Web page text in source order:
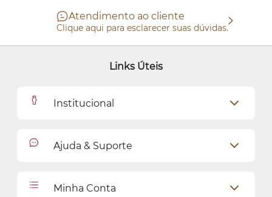
Atendimento ao cliente
Clique aqui para esclarecer suas dúvidas.
Links Úteis
Institucional
Como Comprar
Ajuda & Suporte
Seja uma revendedora
Minha Conta